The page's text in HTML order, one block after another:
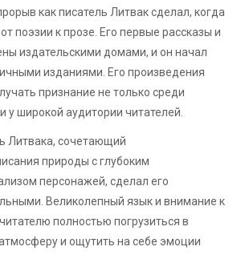
как писатель Литвак сделал, когда
поэзии к прозе. Его первые рассказы и
издательскими домами, и он начал
изданиями. Его произведения
признание не только среди
у широкой аудитории читателей.
Литвака, сочетающий
природы с глубоким
персонажей, сделал его
Великолепный язык и внимание к
полностью погрузиться в
и ощутить на себе эмоции